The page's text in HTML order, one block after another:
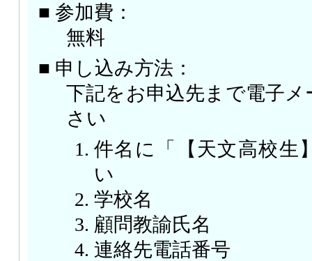
■ 参加費：
無料
■ 申し込み方法：
下記をお申込先まで電子
さい
件名に「【天文高校生
い
学校名
顧問教諭氏名
連絡先電話番号